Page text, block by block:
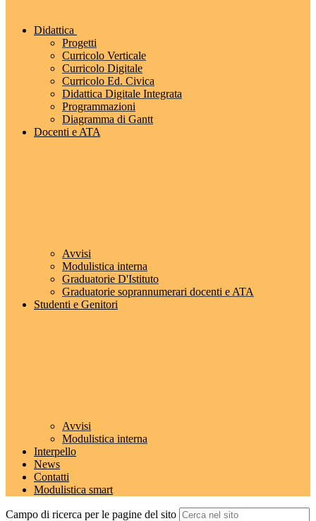
Didattica
Progetti
Curricolo Verticale
Curricolo Digitale
Curricolo Ed. Civica
Didattica Digitale Integrata
Programmazioni
Diagramma di Gantt
Docenti e ATA
Avvisi
Modulistica interna
Graduatorie D'Istituto
Graduatorie soprannumerari docenti e ATA
Studenti e Genitori
Avvisi
Modulistica interna
Interpello
News
Contatti
Modulistica smart
Campo di ricerca per le pagine del sito